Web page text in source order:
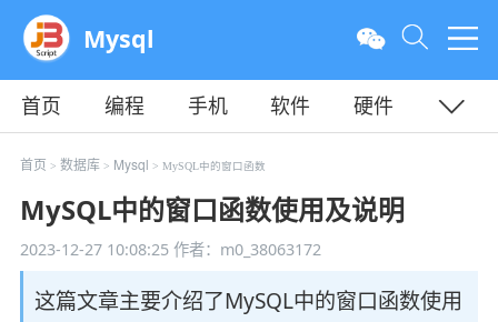
Mysql
首页 编程 手机 软件
硬件
教程
平面 服务器
首页 > 数据库> Mysql > MySQL中的窗口函数
MySQL中的窗口函数使用及说明
2023-12-27 10:08:25作者：m0_38063172
这篇文章主要介绍了MySQL中的窗口函数使用